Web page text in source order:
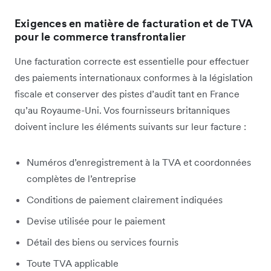
Exigences en matière de facturation et de TVA
pour le commerce transfrontalier
Une facturation correcte est essentielle pour effectuer
des paiements internationaux conformes à la législation
fiscale et conserver des pistes d’audit tant en France
qu’au Royaume-Uni. Vos fournisseurs britanniques
doivent inclure les éléments suivants sur leur facture :
Numéros d’enregistrement à la TVA et coordonnées
complètes de l’entreprise
Conditions de paiement clairement indiquées
Devise utilisée pour le paiement
Détail des biens ou services fournis
Toute TVA applicable